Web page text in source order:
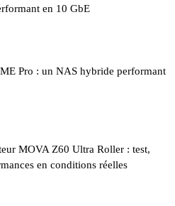
en 10 GbE
Pro : un NAS hybride performant
MOVA Z60 Ultra Roller : test,
en conditions réelles